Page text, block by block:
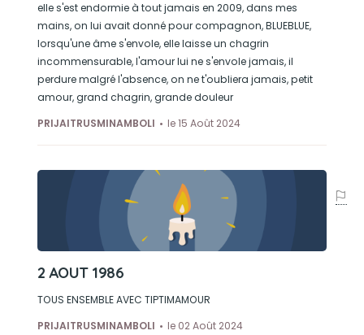
elle s'est endormie à tout jamais en 2009, dans mes
mains, on lui avait donné pour compagnon, BLUEBLUE,
lorsqu'une âme s'envole, elle laisse un chagrin
incommensurable, l'amour lui ne s'envole jamais, il
perdure malgré l'absence, on ne t'oubliera jamais, petit
amour, grand chagrin, grande douleur
PRIJAITRUSMINAMBOLI
le 15 Août 2024
2 AOUT 1986
TOUS ENSEMBLE AVEC TIPTIMAMOUR
PRIJAITRUSMINAMBOLI
le 02 Août 2024